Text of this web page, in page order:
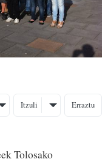
Itzuli Erraztu
Tolosako